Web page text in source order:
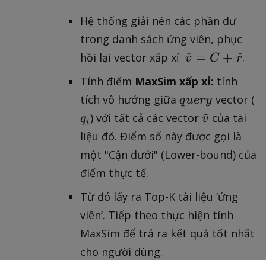
Hệ thống giải nén các phần dư
trong danh sách ứng viên, phục
hồi lại vector xấp xỉ \
l
d
e
{
v
C
+
h
v
~ = C + r
^.
Tính điểm MaxSim xấp xỉ: tính
tích vô hướng giữa q
u
r
y
query vector (
qi) với tất cả các vector \
t
il
d
{
v
}
v
~ của tài
liệu đó. Điểm số này được gọi là
một "Cận dưới" (Lower-bound) của
điểm thực tế.
Từ đó lấy ra Top-K tài liệu ‘ứng
viên’. Tiếp theo thực hiện tính
MaxSim để trả ra kết quả tốt nhất
cho người dùng.